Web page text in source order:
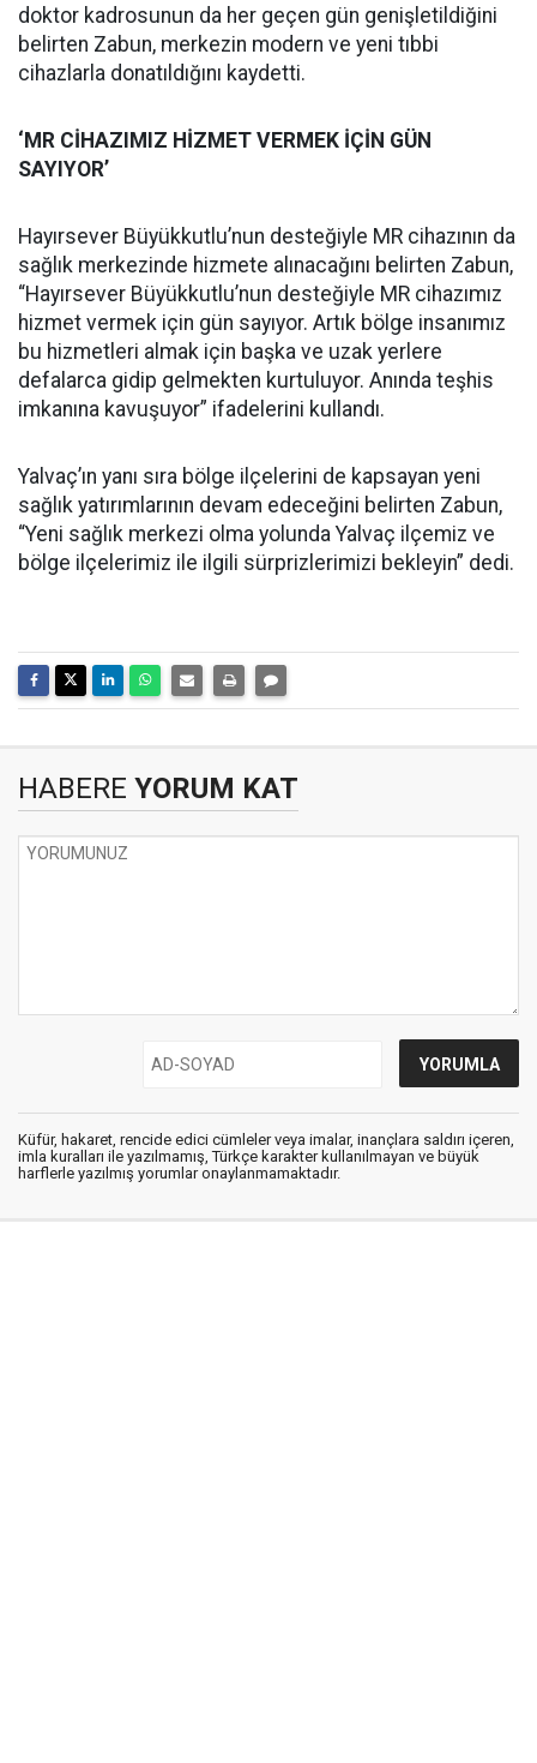
doktor kadrosunun da her geçen gün genişletildiğini
belirten Zabun, merkezin modern ve yeni tıbbi
cihazlarla donatıldığını kaydetti.
‘MR CİHAZIMIZ HİZMET VERMEK İÇİN GÜN
SAYIYOR’
Hayırsever Büyükkutlu’nun desteğiyle MR cihazının da
sağlık merkezinde hizmete alınacağını belirten Zabun,
“Hayırsever Büyükkutlu’nun desteğiyle MR cihazımız
hizmet vermek için gün sayıyor. Artık bölge insanımız
bu hizmetleri almak için başka ve uzak yerlere
defalarca gidip gelmekten kurtuluyor. Anında teşhis
imkanına kavuşuyor” ifadelerini kullandı.
Yalvaç’ın yanı sıra bölge ilçelerini de kapsayan yeni
sağlık yatırımlarının devam edeceğini belirten Zabun,
“Yeni sağlık merkezi olma yolunda Yalvaç ilçemiz ve
bölge ilçelerimiz ile ilgili sürprizlerimizi bekleyin” dedi.
HABERE YORUM KAT
Küfür, hakaret, rencide edici cümleler veya imalar, inançlara saldırı içeren,
imla kuralları ile yazılmamış, Türkçe karakter kullanılmayan ve büyük
harflerle yazılmış yorumlar onaylanmamaktadır.